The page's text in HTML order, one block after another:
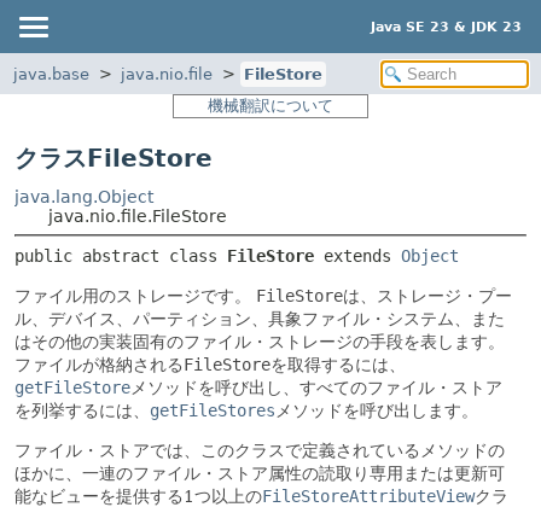
Java SE 23 & JDK 23
java.base java.nio.file
FileStore
機械翻訳について
クラスFileStore
java.lang.Object
java.nio.file.FileStore
public abstract class FileStore extends Object
ファイル用のストレージです。 FileStoreは、ストレージ・プー
ル、デバイス、パーティション、具象ファイル・システム、また
はその他の実装固有のファイル・ストレージの手段を表します。
ファイルが格納されるFileStoreを取得するには、
getFileStore メソッドを呼び出し、すべてのファイル・ストア
を列挙するには、 getFileStores メソッドを呼び出します。
ファイル・ストアでは、このクラスで定義されているメソッドの
ほかに、一連のファイル・ストア属性の読取り専用または更新可
能なビューを提供する1つ以上のFileStoreAttributeViewクラ